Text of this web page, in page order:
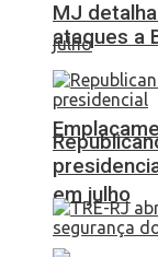
em julho
MJ
ataques a